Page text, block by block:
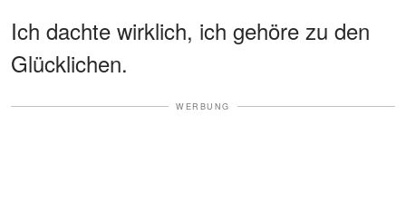
Ich dachte wirklich, ich gehöre zu den
Glücklichen.
WERBUNG